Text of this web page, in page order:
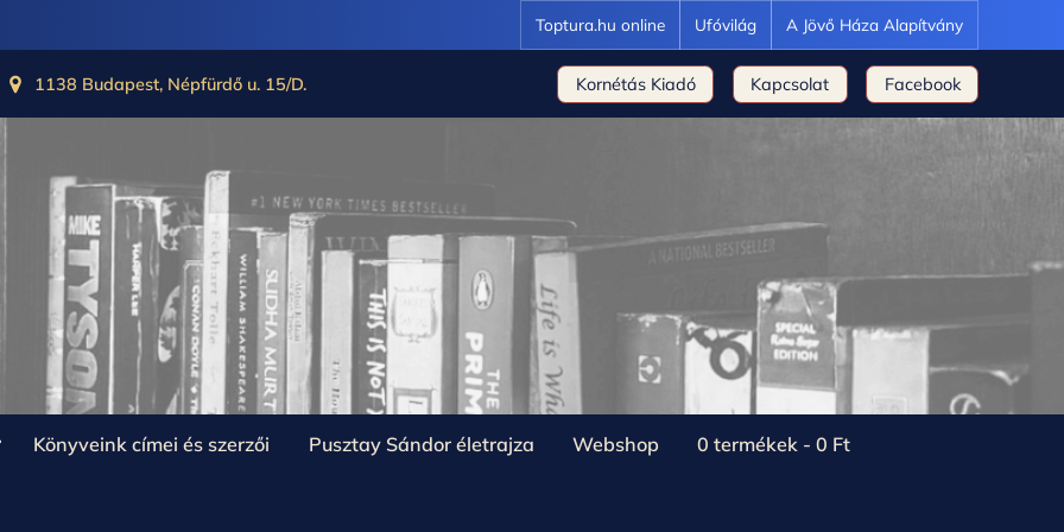
Toptura.hu online Ufóvilág A Jövő Háza Alapítvány
1138 Budapest, Népfürdő u. 15/D. Kornétás Kiadó Kapcsolat Facebook
Könyveink címei és szerzői Pusztay Sándor életrajza Webshop 0 termékek 0 Ft